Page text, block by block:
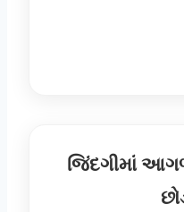
જિંદગીમાં